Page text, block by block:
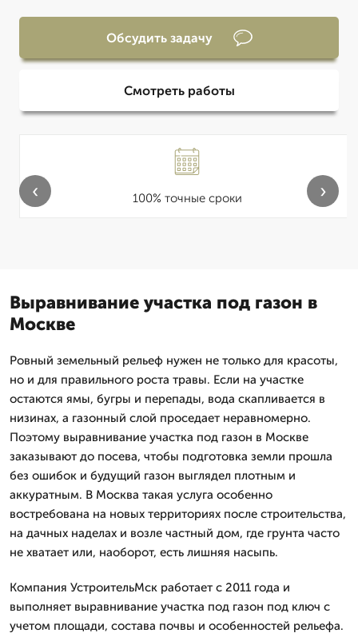
Обсудить задачу
Смотреть работы
100% точные сроки
‹ ›
Выравнивание участка под газон в
Москве
Ровный земельный рельеф нужен не только для красоты,
но и для правильного роста травы. Если на участке
остаются ямы, бугры и перепады, вода скапливается в
низинах, а газонный слой проседает неравномерно.
Поэтому выравнивание участка под газон в Москве
заказывают до посева, чтобы подготовка земли прошла
без ошибок и будущий газон выглядел плотным и
аккуратным. В Москва такая услуга особенно
востребована на новых территориях после строительства,
на дачных наделах и возле частный дом, где грунта часто
не хватает или, наоборот, есть лишняя насыпь.
Компания УстроительМск работает с 2011 года и
выполняет выравнивание участка под газон под ключ с
учетом площади, состава почвы и особенностей рельефа.